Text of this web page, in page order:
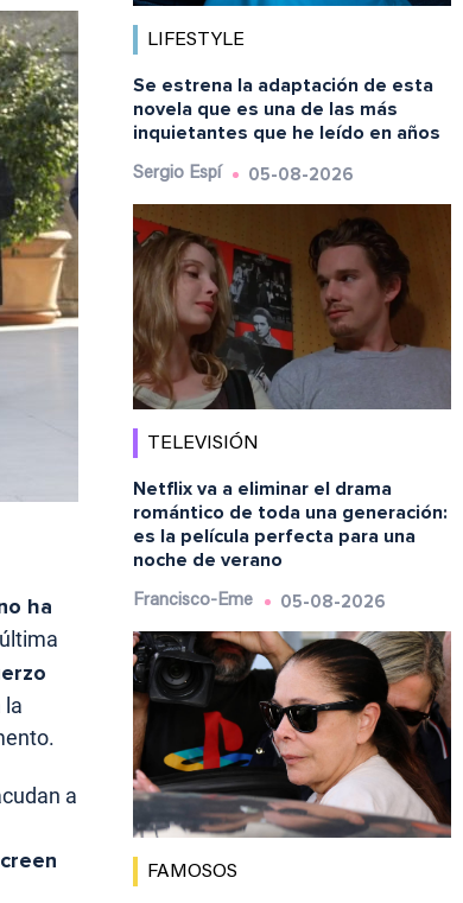
ha
la
a
LIFESTYLE
Se estrena la adaptación de esta
novela que es una de las más
inquietantes que he leído en años
Sergio Espí 05-08-2026
TELEVISIÓN
Netflix va a eliminar el drama
romántico de toda una generación:
es la película perfecta para una
noche de verano
Francisco-Eme 05-08-2026
FAMOSOS